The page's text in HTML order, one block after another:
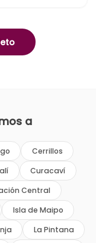
a
Cerrillos
Curacaví
Central
Isla de Maipo
La Pintana